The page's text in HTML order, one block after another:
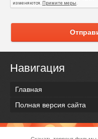
Навигация
Главная
Полная версия сайта